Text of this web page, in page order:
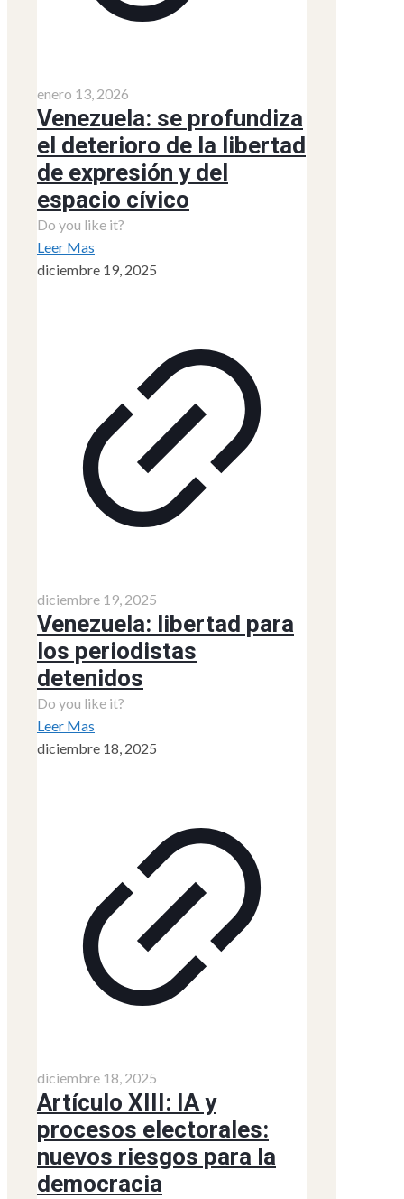
enero 13, 2026
Venezuela: se profundiza
el deterioro de la libertad
de expresión y del
espacio cívico
Do you like it?
Leer Mas
diciembre 19, 2025
diciembre 19, 2025
Venezuela: libertad para
los periodistas
detenidos
Do you like it?
Leer Mas
diciembre 18, 2025
diciembre 18, 2025
Artículo XIII: IA y
procesos electorales:
nuevos riesgos para la
democracia